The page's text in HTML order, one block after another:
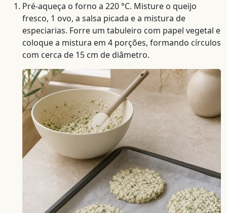
Pré-aqueça o forno a 220 °C. Misture o queijo
fresco, 1 ovo, a salsa picada e a mistura de
especiarias. Forre um tabuleiro com papel vegetal e
coloque a mistura em 4 porções, formando círculos
com cerca de 15 cm de diâmetro.